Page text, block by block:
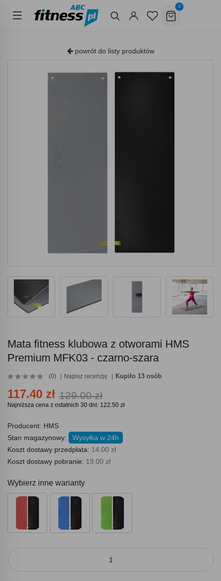
0
powrót do listy produktów
Mata fitness klubowa z otworami HMS
Premium MFK03 - czarno-szara
(0) Napisz recenzję Kupiło 13 osób
117.40 zł 129.00 zł
Najniższa cena z ostatnich 30 dni: 122.50 zł
Producent: HMS
Stan magazynowy:
Wysyłka w 24h
Koszt dostawy przedpłata: 14.00 zł
Koszt dostawy pobranie: 19.00 zł
Wybierz inne warianty